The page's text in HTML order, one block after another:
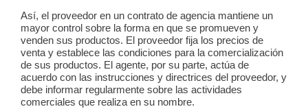
Así, el proveedor en un contrato de agencia mantiene un
mayor control sobre la forma en que se promueven y
venden sus productos. El proveedor fija los precios de
venta y establece las condiciones para la comercialización
de sus productos. El agente, por su parte, actúa de
acuerdo con las instrucciones y directrices del proveedor, y
debe informar regularmente sobre las actividades
comerciales que realiza en su nombre.